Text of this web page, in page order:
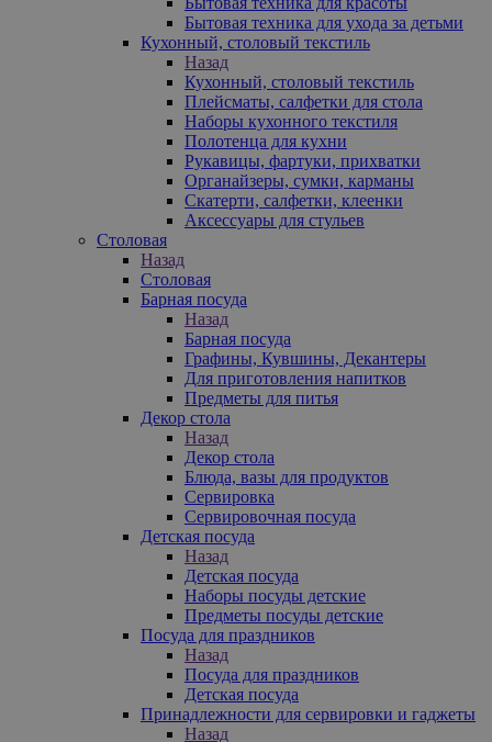
Бытовая техника для ухода за детьми
Кухонный, столовый текстиль
Назад
Кухонный, столовый текстиль
Плейсматы, салфетки для стола
Наборы кухонного текстиля
Полотенца для кухни
Рукавицы, фартуки, прихватки
Органайзеры, сумки, карманы
Скатерти, салфетки, клеенки
Аксессуары для стульев
Столовая
Назад
Столовая
Барная посуда
Назад
Барная посуда
Графины, Кувшины, Декантеры
Для приготовления напитков
Предметы для питья
Декор стола
Назад
Декор стола
Блюда, вазы для продуктов
Сервировка
Сервировочная посуда
Детская посуда
Назад
Детская посуда
Наборы посуды детские
Предметы посуды детские
Посуда для праздников
Назад
Посуда для праздников
Детская посуда
Принадлежности для сервировки и гаджеты
Назад